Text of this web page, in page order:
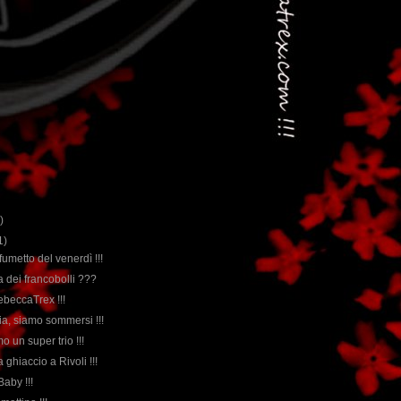
del venerdì !!!
dei francobolli ???
!!!
siamo sommersi !!!
un super trio !!!
ghiaccio a Rivoli !!!
!!!